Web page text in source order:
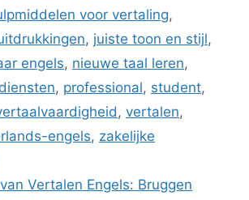
voor vertaling,
, juiste toon en stijl,
engels, nieuwe taal leren,
, professional, student,
, vertalen,
engels, zakelijke
Vertalen Engels: Bruggen